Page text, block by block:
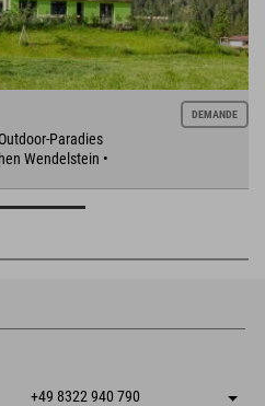
Paradies
Wendelstein •
DEMANDE
+49 8322 940 790